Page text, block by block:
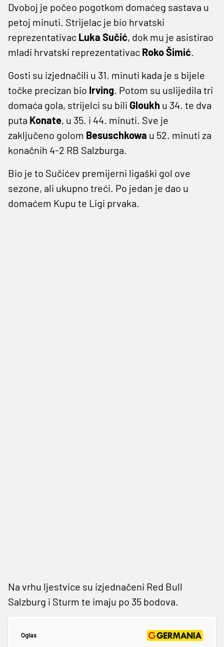
Dvoboj je počeo pogotkom domaćeg sastava u
petoj minuti. Strijelac je bio hrvatski
reprezentativac Luka Sučić, dok mu je asistirao
mladi hrvatski reprezentativac Roko Šimić.
Gosti su izjednačili u 31. minuti kada je s bijele
točke precizan bio Irving. Potom su uslijedila tri
domaća gola, strijelci su bili Gloukh u 34. te dva
puta Konate, u 35. i 44. minuti. Sve je
zaključeno golom Besuschkowa u 52. minuti za
konačnih 4-2 RB Salzburga.
Bio je to Sučićev premijerni ligaški gol ove
sezone, ali ukupno treći. Po jedan je dao u
domaćem Kupu te Ligi prvaka.
Na vrhu ljestvice su izjednačeni Red Bull
Salzburg i Sturm te imaju po 35 bodova.
Oglas